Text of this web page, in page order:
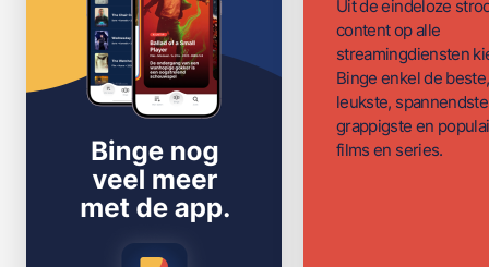
Uit de eindeloze
content op alle
streamingdiensten
Binge enkel de beste,
leukste,
grappigste en
films en series.